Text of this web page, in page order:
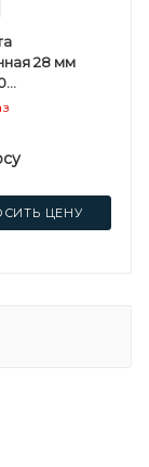
28 мм
F
ЦЕНУ